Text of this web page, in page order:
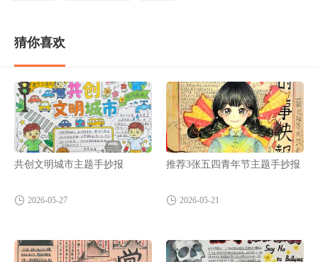
猜你喜欢
共创文明城市主题手抄报
2026-05-27
推荐3张五四青年节主题手抄报
2026-05-21